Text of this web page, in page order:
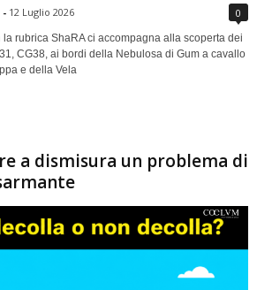
- 12 Luglio 2026 0
rubrica ShaRA ci accompagna alla scoperta dei
CG38, ai bordi della Nebulosa di Gum a cavallo
e della Vela
a dismisura un problema di